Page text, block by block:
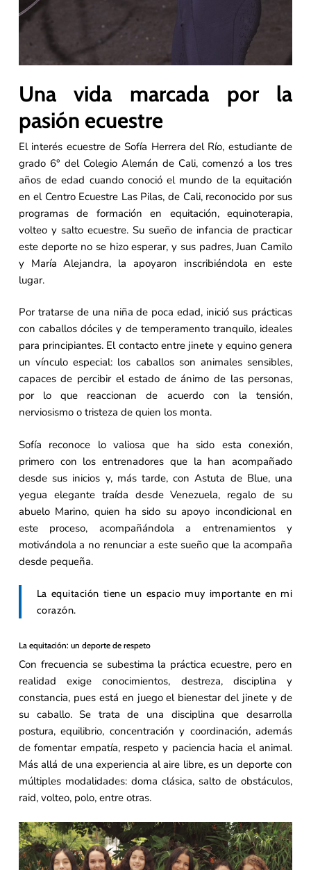
Una vida marcada por la
pasión ecuestre
El interés ecuestre de Sofía Herrera del Río, estudiante de
grado 6° del Colegio Alemán de Cali, comenzó a los tres
años de edad cuando conoció el mundo de la equitación
en el Centro Ecuestre Las Pilas, de Cali, reconocido por sus
programas de formación en equitación, equinoterapia,
volteo y salto ecuestre. Su sueño de infancia de practicar
este deporte no se hizo esperar, y sus padres, Juan Camilo
y María Alejandra, la apoyaron inscribiéndola en este
lugar.
Por tratarse de una niña de poca edad, inició sus prácticas
con caballos dóciles y de temperamento tranquilo, ideales
para principiantes. El contacto entre jinete y equino genera
un vínculo especial: los caballos son animales sensibles,
capaces de percibir el estado de ánimo de las personas,
por lo que reaccionan de acuerdo con la tensión,
nerviosismo o tristeza de quien los monta.
Sofía reconoce lo valiosa que ha sido esta conexión,
primero con los entrenadores que la han acompañado
desde sus inicios y, más tarde, con Astuta de Blue, una
yegua elegante traída desde Venezuela, regalo de su
abuelo Marino, quien ha sido su apoyo incondicional en
este proceso, acompañándola a entrenamientos y
motivándola a no renunciar a este sueño que la acompaña
desde pequeña.
La equitación tiene un espacio muy importante en mi
corazón.
La equitación: un deporte de respeto
Con frecuencia se subestima la práctica ecuestre, pero en
realidad exige conocimientos, destreza, disciplina y
constancia, pues está en juego el bienestar del jinete y de
su caballo. Se trata de una disciplina que desarrolla
postura, equilibrio, concentración y coordinación, además
de fomentar empatía, respeto y paciencia hacia el animal.
Más allá de una experiencia al aire libre, es un deporte con
múltiples modalidades: doma clásica, salto de obstáculos,
raid, volteo, polo, entre otras.